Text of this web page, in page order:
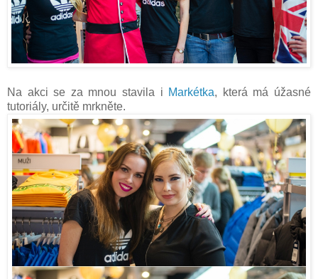
Na akci se za mnou stavila i Markétka, která má úžasné
tutoriály, určitě mrkněte.